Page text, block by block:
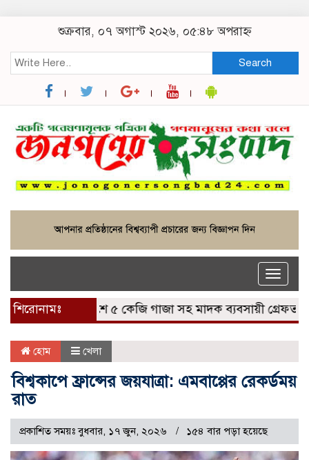
শুক্রবার, ০৭ অগাস্ট ২০২৬, ০৫:৪৮ অপরাহ্ন
Search
Toggle
শিরোনামঃছদ্মবেশে ৫ কেজি গাজা সহ মাদক ব্যবসায়ী গ্রেফতার
হোম খেলা
বিশ্বকাপে ফ্রান্সের জয়যাত্রা: এমবাপ্পের রেকর্ডময়
রাত
প্রকাশিত সময়ঃ বুধবার, ১৭ জুন, ২০২৬ ১৫৪ বার পড়া হয়েছে